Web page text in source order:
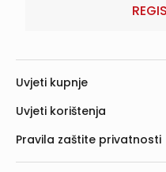
Uvjeti kupnje
Uvjeti korištenja
Pravila zaštite privatnosti